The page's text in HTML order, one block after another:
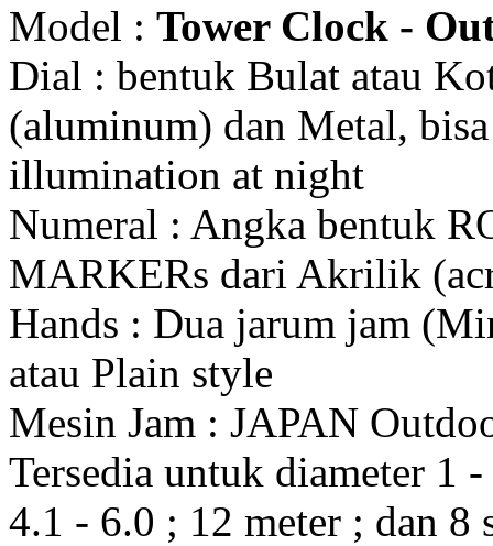
Model : Tower Clock -
Dial : bentuk Bulat atau
(aluminum) dan Metal,
illumination at night
Numeral : Angka bentuk
MARKERs dari Akrilik
Hands : Dua jarum jam
atau Plain style
Mesin Jam : JAPAN
Tersedia untuk diameter 1
4.1 - 6.0 ; 12 meter ; dan 8